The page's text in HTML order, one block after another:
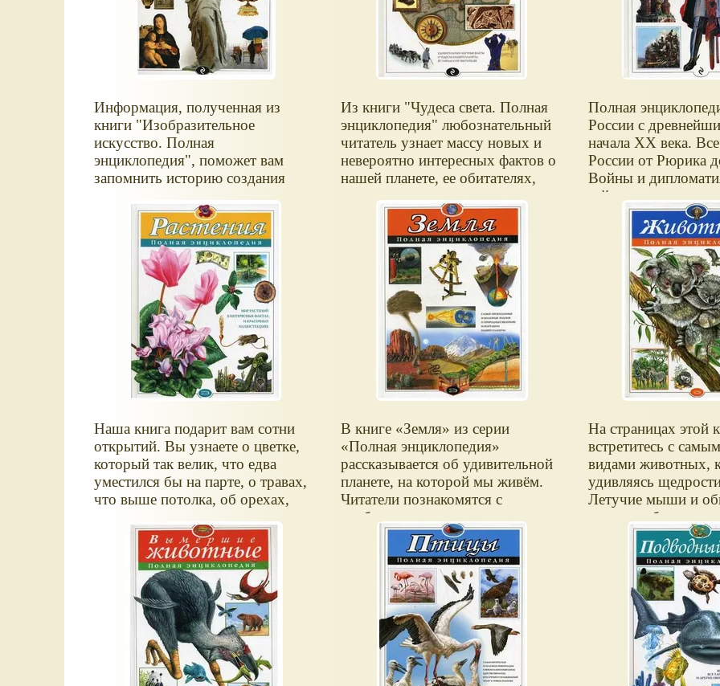
Информация, полученная из
книги "Изобразительное
искусство. Полная
энциклопедия", поможет вам
запомнить историю создания
различать имена и стили
гениальных художников - теперь
в любом музее, перед любым
произведением искусства вы
будете чувствовать себя
желанным гостем.
Из книги "Чудеса света. Полная
энциклопедия" любознательный
читатель узнает массу новых и
невероятно интересных фактов о
нашей планете, ее обитателях,
природой, и памятниках,
возведенных человеком,
бесстрашно бросающим вызов ее
безграничному могуществу.
Полная
России с
начала ХХ века.
России от Рюрика
Войны и
тайны, искусства и
авантюристы - в
рассказах, точных
и подробных
страницах этой
Наша книга подарит вам сотни
открытий. Вы узнаете о цветке,
который так велик, что едва
уместился бы на парте, о травах,
что выше потолка, об орехах,
простой крапиве вы узнаете
удивительные вещи. Эта книга
перевернет ваши представления о
растениях, и вы непременно
почувствуете любовь к их
богатому и щедрому миру.
Классификация растений, их
строение, размножение,
жизненные формы.
В книге Земля
из серии
Полная энциклопедия
рассказывается об удивительной
планете, на которой мы живём.
Читатели познакомятся с
особенностями происходящих на
ней процессов. Многие
рассмотренные темы
соответствуют школьной
программе по физической
географии, а те, которые выходят
за её пределы, послужат
дополнительным материалом при
подготовке к экзаменам.
На страницах этой
встретитесь с
видами животных,
удивляясь
Летучие мыши и
тюлени, обезьяны
тигры и слоны...
разнообразие
бесконечно! Из
самые
просто
жизни братьев
существующих
планете Земля.